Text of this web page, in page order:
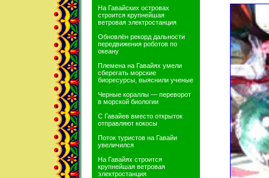
На Гавайских островах
строится крупнейшая
ветровая электростанция
Обновлён рекорд дальности
передвижения роботов по
океану
Племена на Гавайях умели
сберегать морские
биоресурсы, выяснили ученые
Черные кораллы — переворот
в морской биологии
С Гавайев вместо открыток
отправляют кокосы
Поток туристов на Гавайи
увеличился
На Гавайях строится
крупнейшая ветровая
электростанция